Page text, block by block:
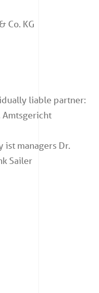
Co. KG
liable partner:
Amtsgericht
managers Dr.
Sailer